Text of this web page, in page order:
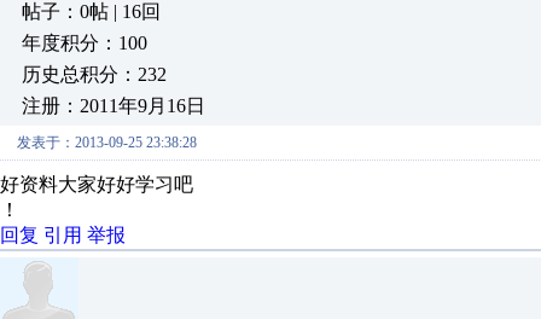
帖子：0帖 | 16回
年度积分：100
历史总积分：232
注册：2011年9月16日
发表于：2013-09-25 23:38:28
好资料大家好好学习吧
！
回复 引用 举报